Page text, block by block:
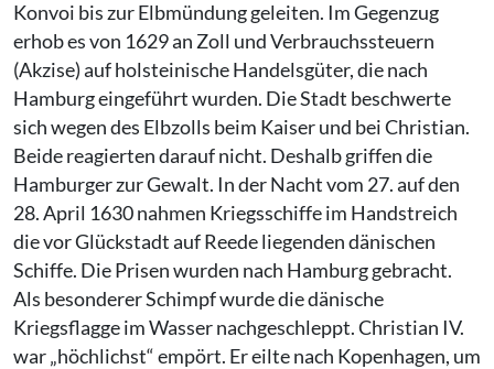
Konvoi bis zur Elbmündung geleiten. Im Gegenzug
erhob es von 1629 an Zoll und Verbrauchssteuern
(Akzise) auf holsteinische Handelsgüter, die nach
Hamburg eingeführt wurden. Die Stadt beschwerte
sich wegen des Elbzolls beim Kaiser und bei Christian.
Beide reagierten darauf nicht. Deshalb griffen die
Hamburger zur Gewalt. In der Nacht vom 27. auf den
28. April 1630 nahmen Kriegsschiffe im Handstreich
die vor Glückstadt auf Reede liegenden dänischen
Schiffe. Die Prisen wurden nach Hamburg gebracht.
Als besonderer Schimpf wurde die dänische
Kriegsflagge im Wasser nachgeschleppt. Christian IV.
war „höchlichst“ empört. Er eilte nach Kopenhagen, um